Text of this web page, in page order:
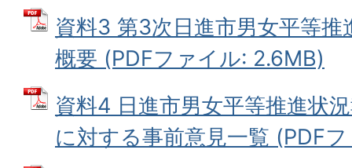
資料3 第3次日進市男女平等
概要 (PDFファイル: 2.6MB)
資料4 日進市男女平等推進状
に対する事前意見一覧 (PDF